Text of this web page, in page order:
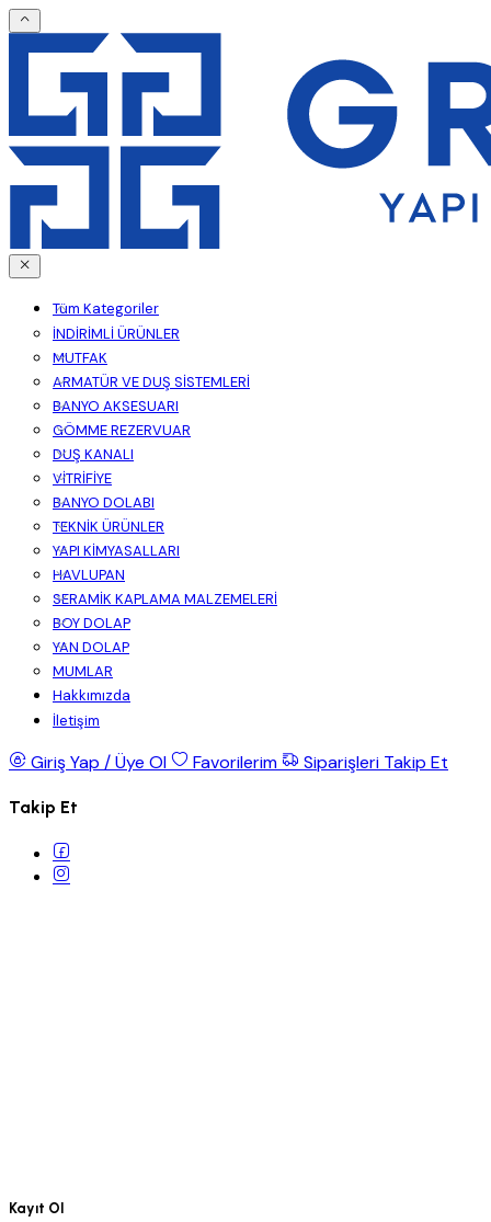
Tüm Kategoriler
İNDİRİMLİ ÜRÜNLER
MUTFAK
ARMATÜR VE DUŞ SİSTEMLERİ
BANYO AKSESUARI
GÖMME REZERVUAR
DUŞ KANALI
VİTRİFİYE
BANYO DOLABI
TEKNİK ÜRÜNLER
YAPI KİMYASALLARI
HAVLUPAN
SERAMİK KAPLAMA MALZEMELERİ
BOY DOLAP
YAN DOLAP
MUMLAR
Hakkımızda
İletişim
Giriş Yap / Üye Ol Favorilerim Siparişleri Takip Et
Takip Et
Kayıt Ol